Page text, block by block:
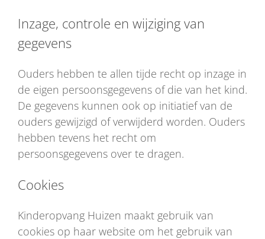
Inzage, controle en wijziging van
gegevens
Ouders hebben te allen tijde recht op inzage in
de eigen persoonsgegevens of die van het kind.
De gegevens kunnen ook op initiatief van de
ouders gewijzigd of verwijderd worden. Ouders
hebben tevens het recht om
persoonsgegevens over te dragen.
Cookies
Kinderopvang Huizen maakt gebruik van
cookies op haar website om het gebruik van